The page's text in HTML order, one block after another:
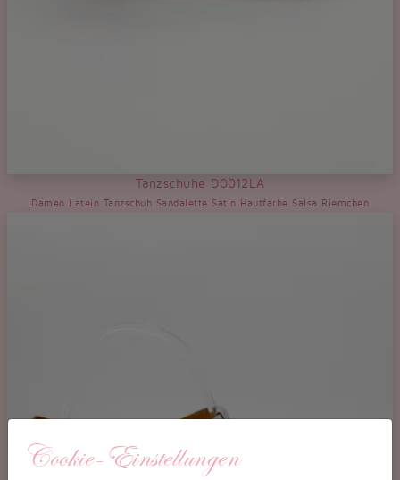
Tanzschuhe D0012LA
Damen Latein Tanzschuh Sandalette Satin Hautfarbe Salsa Riemchen
Cookie-Einstellungen